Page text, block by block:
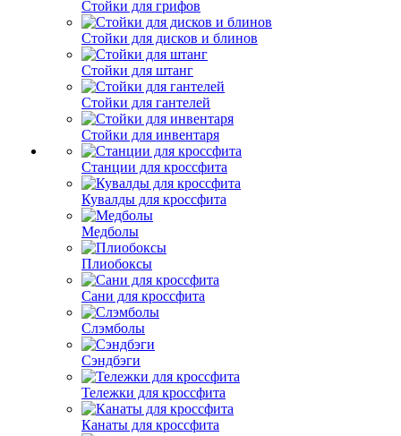
Стойки для грифов
Стойки для дисков и блинов
Стойки для штанг
Стойки для гантелей
Стойки для инвентаря
Станции для кроссфита
Кувалды для кроссфита
Медболы
Плиобоксы
Сани для кроссфита
Слэмболы
Сэндбэги
Тележки для кроссфита
Канаты для кроссфита